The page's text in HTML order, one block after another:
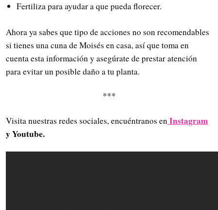
Fertiliza para ayudar a que pueda florecer.
Ahora ya sabes que tipo de acciones no son recomendables
si tienes una cuna de Moisés en casa, así que toma en
cuenta esta información y asegúrate de prestar atención
para evitar un posible daño a tu planta.
***
Visita nuestras redes sociales, encuéntranos enInstagram
y Youtube.